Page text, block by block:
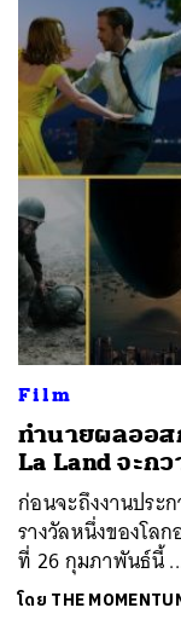
Film
ทำนายผลออส
La Land จะก
ก่อนจะถึงงานปร
รางวัลหนึ่งของโล
ที่ 26 กุมภาพันธ์นี้
โดย THE
ค้นหา